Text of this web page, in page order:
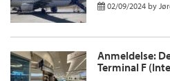
02/09/2024 by
Anmeldelse:
Terminal F